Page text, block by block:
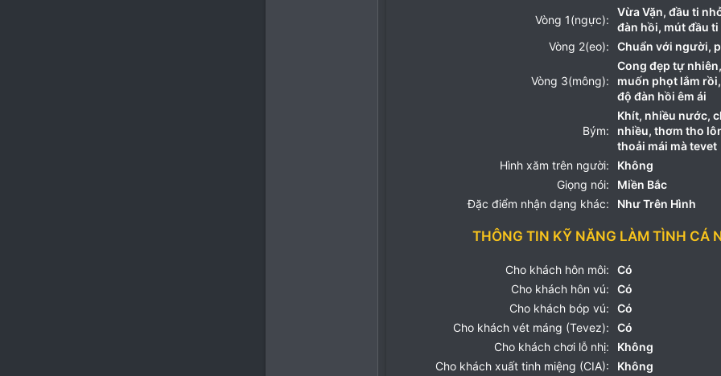
Vòng 1(ngực):
Vừa Vặn, đầu ti
đàn hồi, mút đầu
Vòng 2(eo):
Chuẩn với người,
Vòng 3(mông):
Cong đẹp tự
muốn phọt lắm
độ đàn hồi êm ái
Bým:
Khít, nhiều nước,
nhiều, thơm tho
thoải mái mà tevet
Hình xăm trên người:
Không
Giọng nói:
Miền Bắc
Đặc điểm nhận dạng khác:
Như Trên Hình
THÔNG TIN KỸ NĂNG LÀM TÌNH CÁ
Cho khách hôn môi:
Có
Cho khách hôn vú:
Có
Cho khách bóp vú:
Có
Cho khách vét máng (Tevez):
Có
Cho khách chơi lỗ nhị:
Không
Cho khách xuất tinh miệng (CIA):
Không